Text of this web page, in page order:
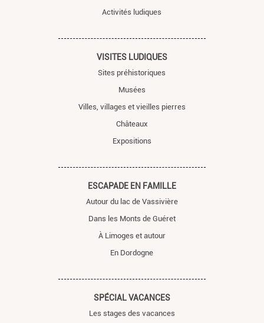
Activités ludiques
VISITES LUDIQUES
Sites préhistoriques
Musées
Villes, villages et vieilles pierres
Châteaux
Expositions
ESCAPADE EN FAMILLE
Autour du lac de Vassivière
Dans les Monts de Guéret
À Limoges et autour
En Dordogne
SPÉCIAL VACANCES
Les stages des vacances